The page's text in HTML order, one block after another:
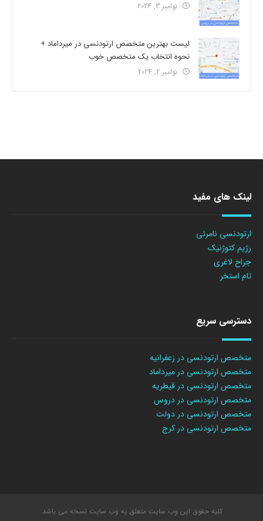
نوامبر 3, 2024
لیست بهترین متخصص ارتودنسی در میرداماد +
نحوه انتخاب یک متخصص خوب
نوامبر 2, 2024
لینک های مفید
ارتودنسی نامرئی
رژیم کتوژنیک
جراح لاغری
تام استخر
دسترسی سریع
متخصص ارتودنسی در زعفرانیه
متخصص ارتودنسی در میرداماد
متخصص ارتودنسی در قیطریه
متخصص ارتودنسی در دروس
متخصص ارتودنسی در دولت
متخصص ارتودنسی در کرج
کلیه حقوق این وب سایت متعلق به وب سایت نسخه می باشد.